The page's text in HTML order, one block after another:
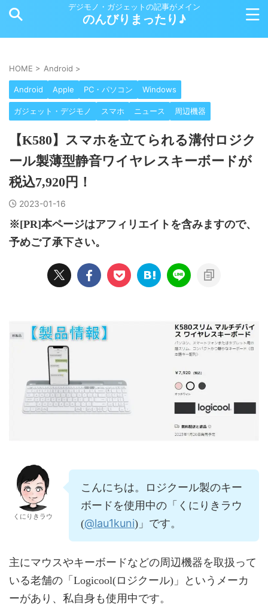
デジモノ・ガジェットの記事がメイン
のんびりまったり♪
HOME > Android >
Android Apple PC・パソコン Windows
ガジェット・デジモノ スマホ ニュース 周辺機器
【K580】スマホを立てられる溝付ロジク
ール製薄型静音ワイヤレスキーボードが
税込7,920円！
2023-01-16
※[PR]本ページはアフィリエイトを含みますので、
予めご了承下さい。
くにりきラウ
こんにちは。ロジクール製のキー
ボードを使用中の「くにりきラウ
(@lau1kuni)」です。
主にマウスやキーボードなどの周辺機器を取扱って
いる老舗の「Logicool(ロジクール)」というメーカ
ーがあり、私自身も使用中です。